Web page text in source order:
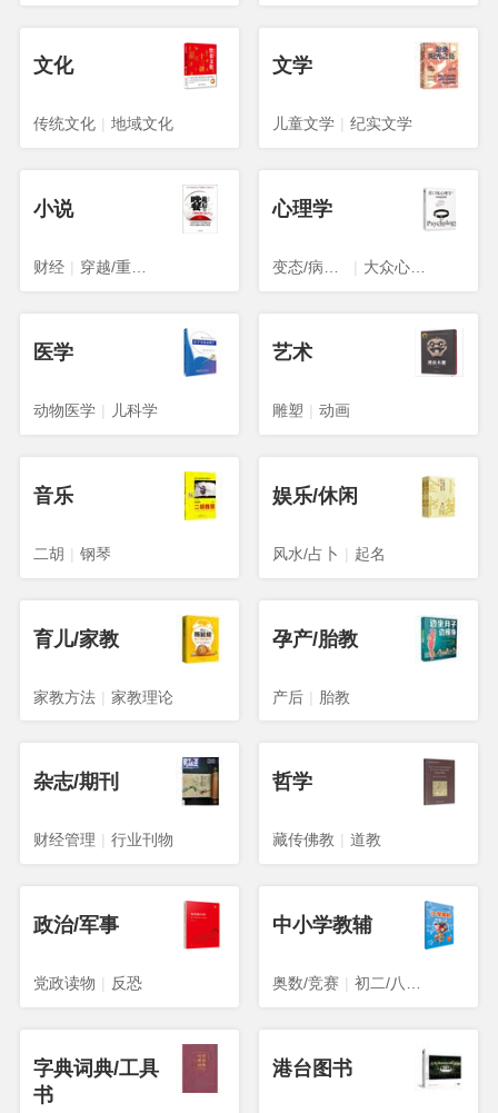
文化
传统文化 | 地域文化
文学
儿童文学 | 纪实文学
小说
财经 |
心理学
| 大众心理学
医学
动物医学 | 儿科学
艺术
雕塑 | 动画
音乐
二胡 | 钢琴
娱乐/休闲
风水/占卜 | 起名
育儿/家教
家教方法 | 家教理论
孕产/胎教
产后 | 胎教
杂志/期刊
财经管理 | 行业刊物
哲学
藏传佛教 | 道教
政治/军事
党政读物 | 反恐
中小学教辅
奥数/竞赛 |
字典词典/工具
书
港台图书